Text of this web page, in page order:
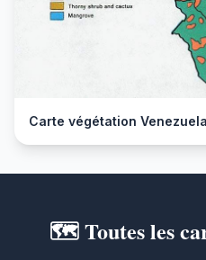
Carte végétation Venezuela
🗺️ Toutes les